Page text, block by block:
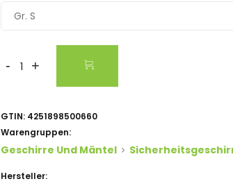
Gr. S
- +
GTIN: 4251898500660
Warengruppen:
Geschirre Und Mäntel
Hersteller: